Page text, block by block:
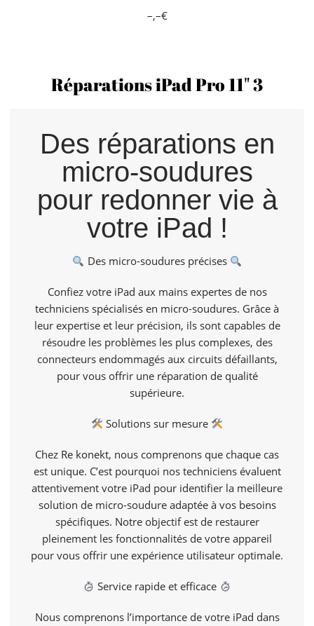
–,–€
Réparations iPad Pro 11" 3
Des réparations en
micro-soudures
pour redonner vie à
votre iPad !
Des micro-soudures précises
Confiez votre iPad aux mains expertes de nos
techniciens spécialisés en micro-soudures. Grâce à
leur expertise et leur précision, ils sont capables de
résoudre les problèmes les plus complexes, des
connecteurs endommagés aux circuits défaillants,
pour vous offrir une réparation de qualité
supérieure.
Solutions sur mesure
Chez Re konekt, nous comprenons que chaque cas
est unique. C’est pourquoi nos techniciens évaluent
attentivement votre iPad pour identifier la meilleure
solution de micro-soudure adaptée à vos besoins
spécifiques. Notre objectif est de restaurer
pleinement les fonctionnalités de votre appareil
pour vous offrir une expérience utilisateur optimale.
Service rapide et efficace
Nous comprenons l’importance de votre iPad dans